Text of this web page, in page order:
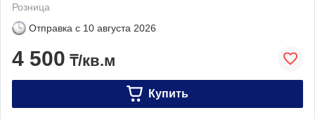
Розница
Отправка с 10 августа 2026
4 500 ₸/кв.м
Купить